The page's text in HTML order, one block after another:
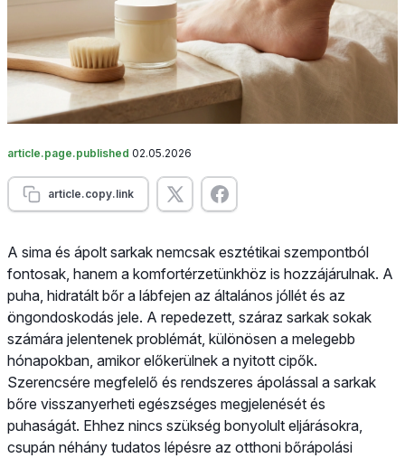
article.page.published 02.05.2026
article.copy.link
A sima és ápolt sarkak nemcsak esztétikai szempontból
fontosak, hanem a komfortérzetünkhöz is hozzájárulnak. A
puha, hidratált bőr a lábfejen az általános jóllét és az
öngondoskodás jele. A repedezett, száraz sarkak sokak
számára jelentenek problémát, különösen a melegebb
hónapokban, amikor előkerülnek a nyitott cipők.
Szerencsére megfelelő és rendszeres ápolással a sarkak
bőre visszanyerheti egészséges megjelenését és
puhaságát. Ehhez nincs szükség bonyolult eljárásokra,
csupán néhány tudatos lépésre az otthoni bőrápolási